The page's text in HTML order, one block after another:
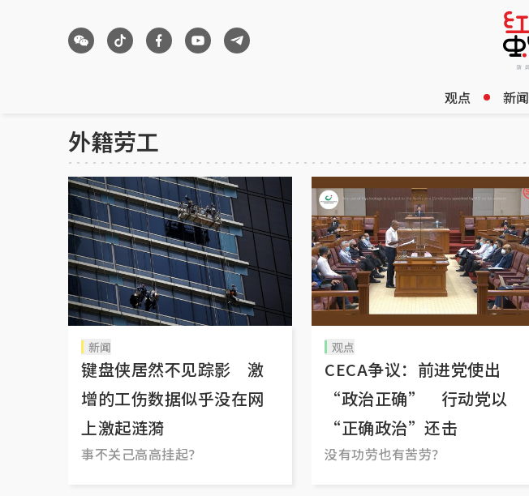
观点 新闻
外籍劳工
新闻
键盘侠居然不见踪影 激
增的工伤数据似乎没在网
上激起涟漪
事不关己高高挂起？
观点
CECA争议：前进党使出
“政治正确” 行动党以
“正确政治”还击
没有功劳也有苦劳？